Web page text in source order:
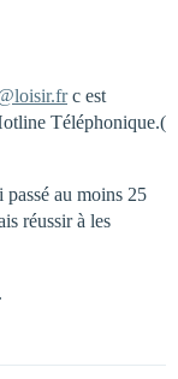
c est
Téléphonique.(
au moins 25
réussir à les